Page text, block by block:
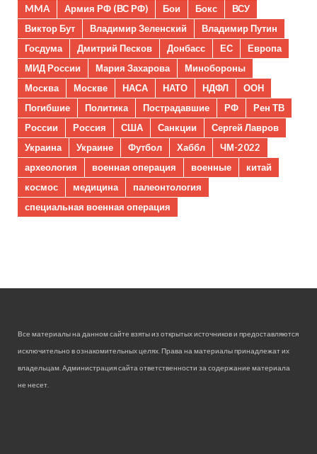
MMA Армия РФ (ВС РФ) Бои Бокс
ВСУ
Виктор Бут
Владимир Зеленский
Владимир Путин
Госдума
Дмитрий Песков Донбасс ЕС
Европа
МИД России
Мария Захарова
Минобороны
Москва
Москве НАСА НАТО НДФЛ
ООН
Погибшие
Политика Пострадавшие РФ
Рен ТВ
России
Россия США Санкции
Сергей Лавров
Украина
Украине Футбол Хаббл
ЧМ-2022
археология
военная операция военные
китай
космос
медицина
палеонтология
специальная военная операция
Все материалы на данном сайте взяты из открытых источников и предоставляются
исключительно в ознакомительных целях. Права на материалы принадлежат их
владельцам. Администрация сайта ответственности за содержание материала
не несет.